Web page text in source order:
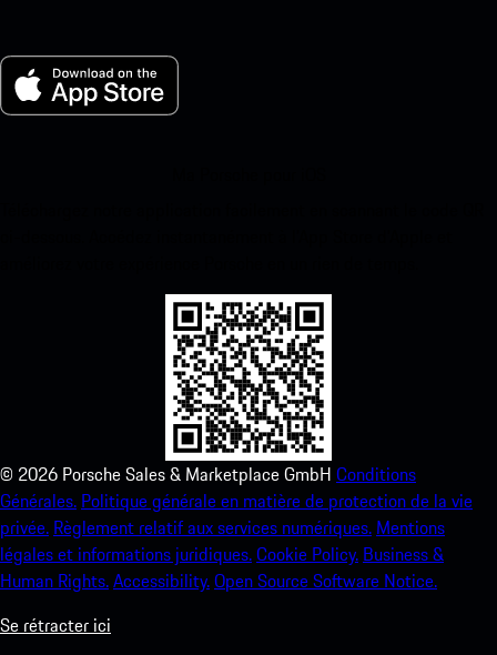
© 2026 Porsche Sales & Marketplace GmbH Conditions
Générales. Politique générale en matière de protection de la vie
privée. Règlement relatif aux services numériques. Mentions
légales et informations juridiques.Cookie Policy. Business &
Human Rights.Accessibility.Open Source Software Notice.
Se rétracter ici